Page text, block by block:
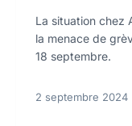
La situation chez
la menace de
18 septembre.
2 septembre 2024